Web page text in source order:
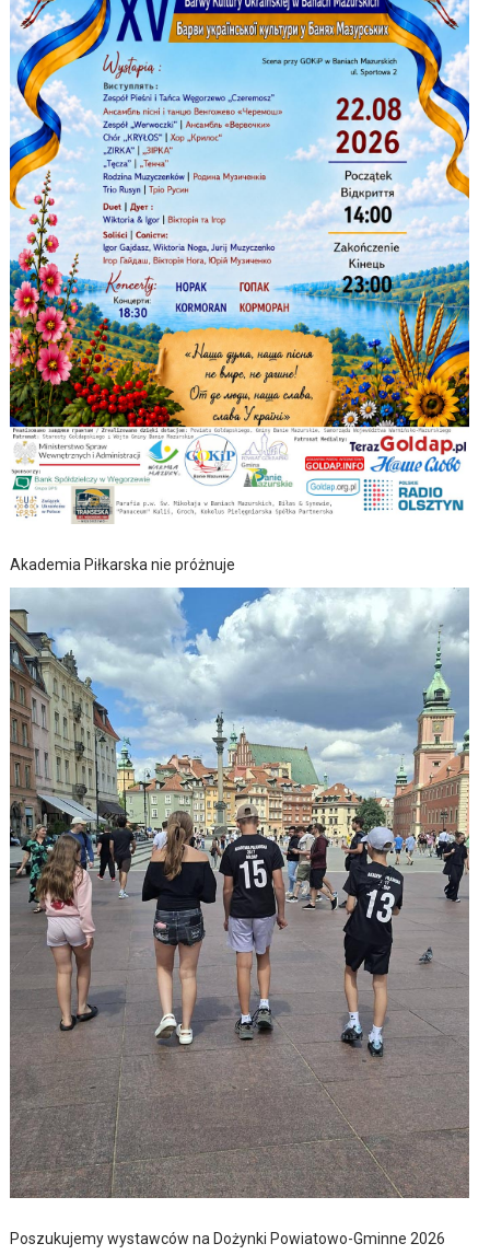
Akademia Piłkarska nie próżnuje
Poszukujemy wystawców na Dożynki Powiatowo-Gminne 2026